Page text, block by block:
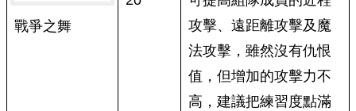
戰爭之舞
攻擊、遠距離攻擊及魔
法攻擊，雖然沒有仇恨
值，但增加的攻擊力不
高，建議把練習度點滿